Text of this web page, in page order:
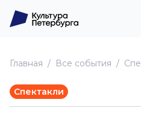
Главная Все события
Спектакли